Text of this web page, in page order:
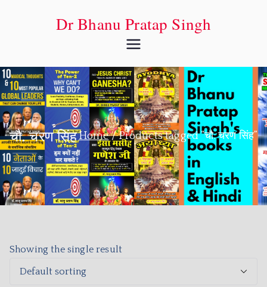
Dr Bhanu Pratap Singh
चौ. चरण सिंहHome Products tagged “चौ. चरण सिंह”
Showing the single result